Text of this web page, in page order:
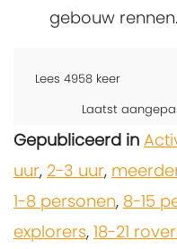
gebouw rennen.
Lees 4958 keer
Laatst
Gepubliceerd in
uur, 2-3 uur,
1-8 personen, 8-15
explorers, 18-21